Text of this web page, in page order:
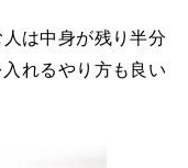
は中身が残り半分
れるやり方も良い